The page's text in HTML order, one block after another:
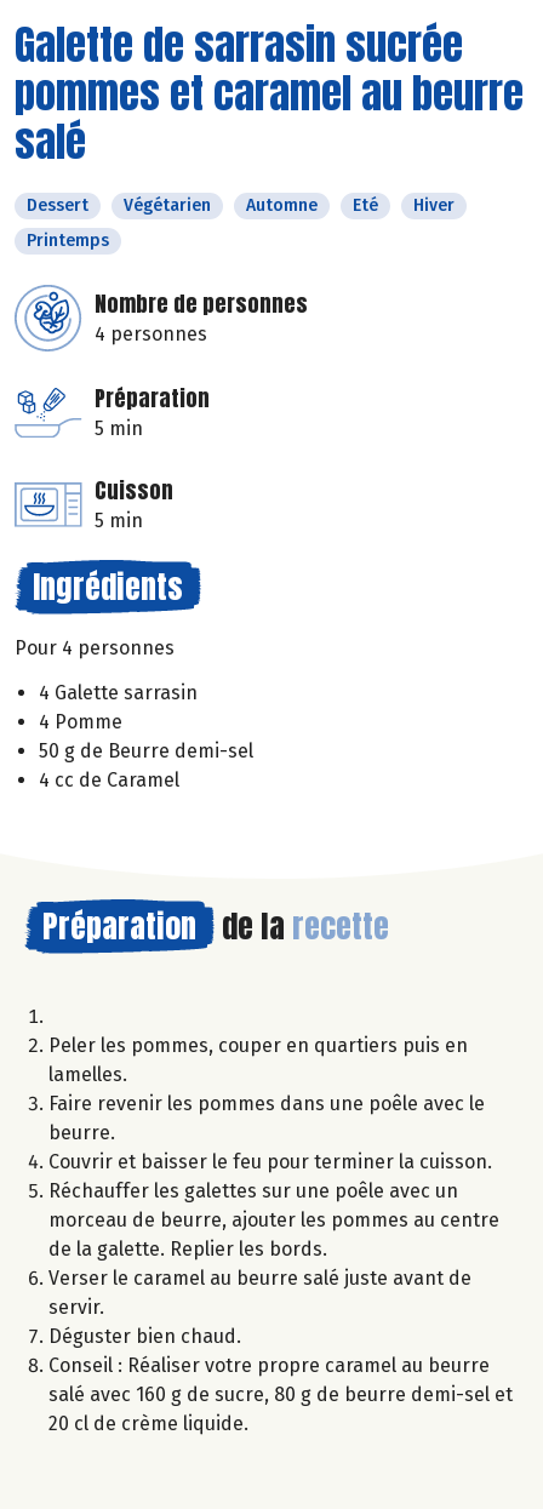
Galette de sarrasin sucrée
pommes et caramel au beurre
salé
Dessert Végétarien Automne Eté
Hiver
Printemps
Nombre de personnes
4 personnes
Préparation
5 min
Cuisson
5 min
Ingrédients
Pour 4 personnes
4 Galette sarrasin
4 Pomme
50 g de Beurre demi-sel
4 cc de Caramel
Préparation de la recette
Peler les pommes, couper en quartiers puis en
lamelles.
Faire revenir les pommes dans une poêle avec le
beurre.
Couvrir et baisser le feu pour terminer la cuisson.
Réchauffer les galettes sur une poêle avec un
morceau de beurre, ajouter les pommes au centre
de la galette. Replier les bords.
Verser le caramel au beurre salé juste avant de
servir.
Déguster bien chaud.
Conseil : Réaliser votre propre caramel au beurre
salé avec 160 g de sucre, 80 g de beurre demi-sel et
20 cl de crème liquide.